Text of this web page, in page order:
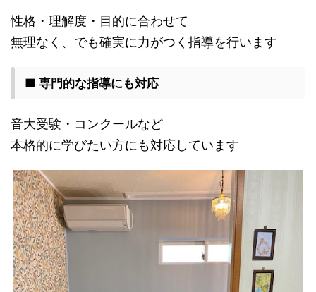
性格・理解度・目的に合わせて
無理なく、でも確実に力がつく指導を行います
■ 専門的な指導にも対応
音大受験・コンクールなど
本格的に学びたい方にも対応しています